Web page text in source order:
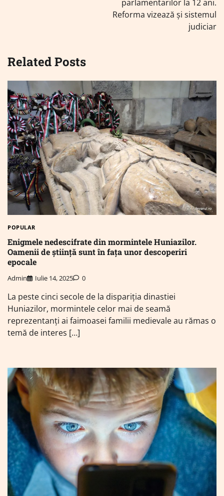
parlamentarilor la 12 ani.
Reforma vizează și sistemul
judiciar
Related Posts
POPULAR
Enigmele nedescifrate din mormintele Huniazilor.
Oamenii de știință sunt în fața unor descoperiri
epocale
Admin Iulie 14, 2025 0
La peste cinci secole de la dispariția dinastiei
Huniazilor, mormintele celor mai de seamă
reprezentanți ai faimoasei familii medievale au rămas o
temă de interes […]